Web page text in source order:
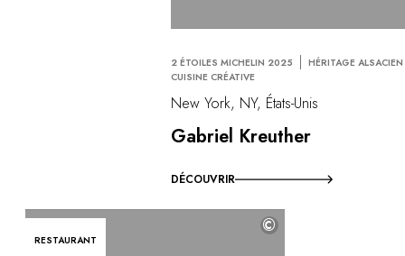
2 ÉTOILES MICHELIN 2025
HÉRITAGE ALSACIEN
CUISINE CRÉATIVE
New York, NY, États-Unis
Gabriel Kreuther
DÉCOUVRIR
RESTAURANT
©